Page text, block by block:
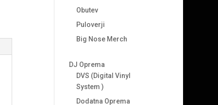
Obutev
Puloverji
Big Nose Merch
DJ Oprema
DVS (Digital Vinyl
System )
Dodatna Oprema